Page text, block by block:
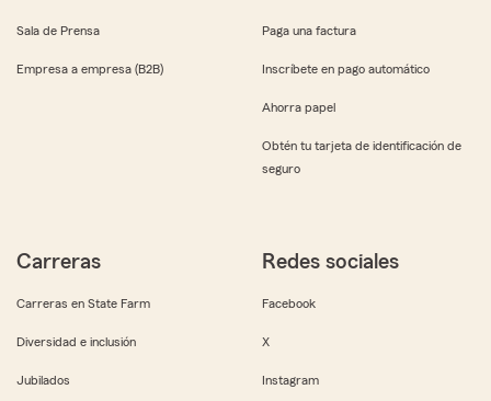
Sala de Prensa
Empresa a empresa (B2B)
Paga una factura
Inscríbete en pago automático
Ahorra papel
Obtén tu tarjeta de identificación de
seguro
Carreras
Carreras en State Farm
Diversidad e inclusión
Jubilados
Redes sociales
Facebook
X
Instagram